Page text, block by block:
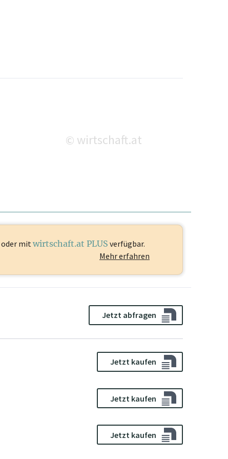
© wirtschaft.at
oder mit wirtschaft.at PLUS verfügbar.
Mehr erfahren
Jetzt abfragen
Jetzt kaufen
Jetzt kaufen
Jetzt kaufen